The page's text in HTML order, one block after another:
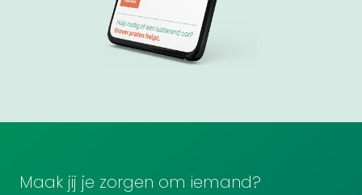
Maak jij je zorgen om iemand?